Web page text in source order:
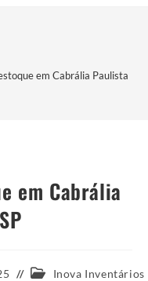
em Cabrália Paulista SP
em Cabrália
Categoria
Inova Inventários